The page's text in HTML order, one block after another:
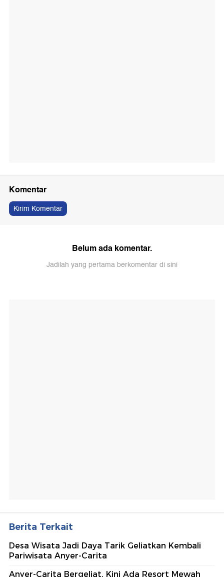
Komentar
Kirim Komentar
Belum ada komentar.
Jadilah yang pertama berkomentar di sini
Berita Terkait
Desa Wisata Jadi Daya Tarik Geliatkan Kembali
Pariwisata Anyer-Carita
Anyer-Carita Bergeliat, Kini Ada Resort Mewah